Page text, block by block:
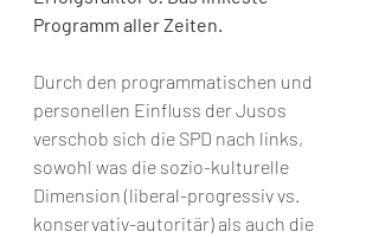
Programm aller Zeiten.
Durch den programmatischen und
personellen Einfluss der Jusos
verschob sich die SPD nach links,
sowohl was die sozio-kulturelle
Dimension (liberal-progressiv vs.
konservativ-autoritär) als auch die